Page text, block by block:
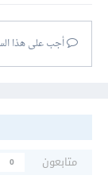
أجب على هذا
متابعون
0